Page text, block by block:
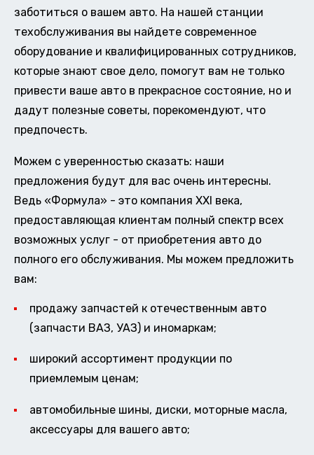
заботиться о вашем авто. На нашей станции
техобслуживания вы найдете современное
оборудование и квалифицированных сотрудников,
которые знают свое дело, помогут вам не только
привести ваше авто в прекрасное состояние, но и
дадут полезные советы, порекомендуют, что
предпочесть.
Можем с уверенностью сказать: наши
предложения будут для вас очень интересны.
Ведь «Формула» - это компания XXI века,
предоставляющая клиентам полный спектр всех
возможных услуг - от приобретения авто до
полного его обслуживания. Мы можем предложить
вам:
продажу запчастей к отечественным авто
(запчасти ВАЗ, УАЗ) и иномаркам;
широкий ассортимент продукции по
приемлемым ценам;
автомобильные шины, диски, моторные масла,
аксессуары для вашего авто;